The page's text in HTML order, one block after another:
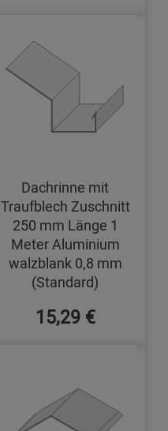
Dachrinne mit
Traufblech Zuschnitt
250 mm Länge 1
Meter Aluminium
walzblank 0,8 mm
(Standard)
15,29 €